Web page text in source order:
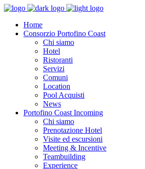
Home
Consorzio Portofino Coast
Chi siamo
Hotel
Ristoranti
Servizi
Comuni
Location
Pool Acquisti
News
Portofino Coast Incoming
Chi siamo
Prenotazione Hotel
Visite ed escursioni
Meeting & Incentive
Teambuilding
Experience